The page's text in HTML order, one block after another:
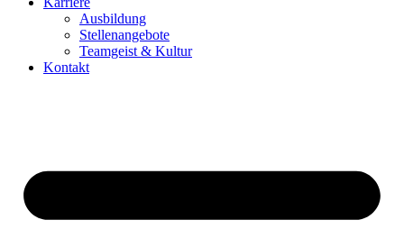
Ausbildung
Stellenangebote
Teamgeist & Kultur
Kontakt